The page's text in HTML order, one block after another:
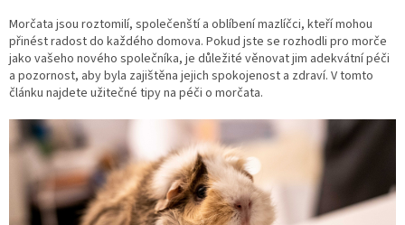
Morčata jsou roztomilí, společenští a oblíbení mazlíčci, kteří mohou
přinést radost do každého domova. Pokud jste se rozhodli pro morče
jako vašeho nového společníka, je důležité věnovat jim adekvátní péči
a pozornost, aby byla zajištěna jejich spokojenost a zdraví. V tomto
článku najdete užitečné tipy na péči o morčata.